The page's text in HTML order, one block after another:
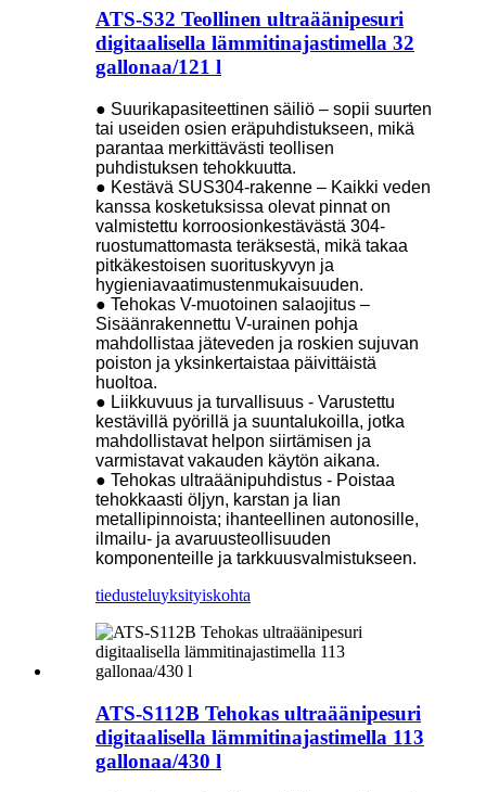
ATS-S32 Teollinen ultraäänipesuri
digitaalisella lämmitinajastimella 32
gallonaa/121 l
● Suurikapasiteettinen säiliö – sopii suurten
tai useiden osien eräpuhdistukseen, mikä
parantaa merkittävästi teollisen
puhdistuksen tehokkuutta.
● Kestävä SUS304-rakenne – Kaikki veden
kanssa kosketuksissa olevat pinnat on
valmistettu korroosionkestävästä 304-
ruostumattomasta teräksestä, mikä takaa
pitkäkestoisen suorituskyvyn ja
hygieniavaatimustenmukaisuuden.
● Tehokas V-muotoinen salaojitus –
Sisäänrakennettu V-urainen pohja
mahdollistaa jäteveden ja roskien sujuvan
poiston ja yksinkertaistaa päivittäistä
huoltoa.
● Liikkuvuus ja turvallisuus - Varustettu
kestävillä pyörillä ja suuntalukoilla, jotka
mahdollistavat helpon siirtämisen ja
varmistavat vakauden käytön aikana.
● Tehokas ultraäänipuhdistus - Poistaa
tehokkaasti öljyn, karstan ja lian
metallipinnoista; ihanteellinen autonosille,
ilmailu- ja avaruusteollisuuden
komponenteille ja tarkkuusvalmistukseen.
tiedusteluyksityiskohta
ATS-S112B Tehokas ultraäänipesuri
digitaalisella lämmitinajastimella 113
gallonaa/430 l